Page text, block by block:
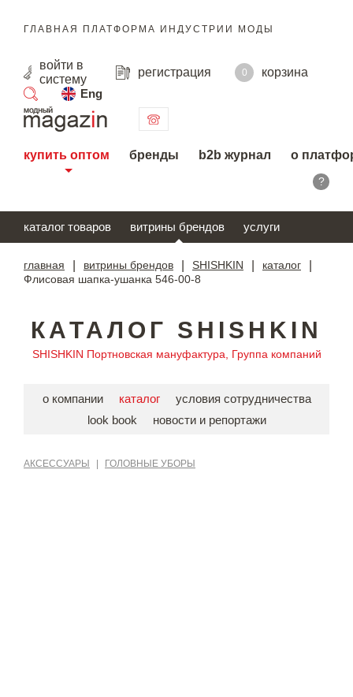
ГЛАВНАЯ ПЛАТФОРМА ИНДУСТРИИ МОДЫ
войти в
систему
регистрация 0
корзина
Eng
поиск
купить оптом бренды b2b журнал о
?
каталог товаров витрины брендов услуги
главная витрины брендов SHISHKIN каталог
Флисовая шапка-ушанка 546-00-8
КАТАЛОГ SHISHKIN
SHISHKIN Портновская мануфактура, Группа компаний
о компании каталог
условия сотрудничества
look book
новости и репортажи
АКСЕССУАРЫ ГОЛОВНЫЕ УБОРЫ